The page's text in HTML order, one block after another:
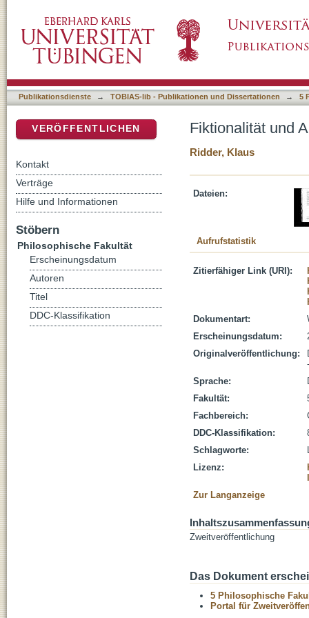
Publikationsdienste → TOBIAS-lib - Publikationen und Dissertationen → 5
Fiktionalität und
Ridder, Klaus
Dateien:
Aufrufstatistik
Zitierfähiger Link (URI):
Dokumentart:
Erscheinungsdatum:
Originalveröffentlichung:
Sprache:
Fakultät:
Fachbereich:
DDC-Klassifikation:
Schlagworte:
Lizenz:
Zur Langanzeige
Zweitveröffentlichung
Das Dokument
5 Philosophische
Portal für
VERÖFFENTLICHEN
Kontakt
Verträge
Hilfe und Informationen
Stöbern
Philosophische Fakultät
Erscheinungsdatum
Autoren
Titel
DDC-Klassifikation